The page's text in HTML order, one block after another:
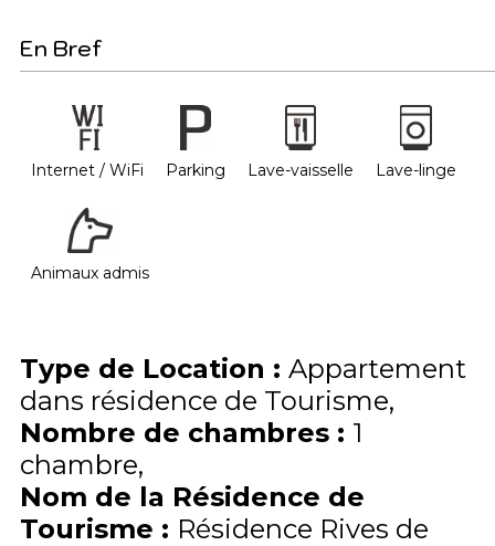
En Bref
Internet / WiFi Parking Lave-vaisselle Lave-linge
Animaux admis
Type de Location : Appartement
dans résidence de Tourisme
Nombre de chambres : 1
chambre
Nom de la Résidence de
Tourisme : Résidence Rives de